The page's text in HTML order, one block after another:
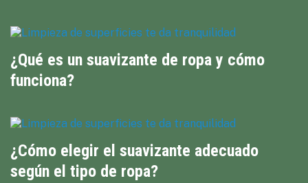
¿Qué es un suavizante de ropa y cómo
funciona?
¿Cómo elegir el suavizante adecuado
según el tipo de ropa?